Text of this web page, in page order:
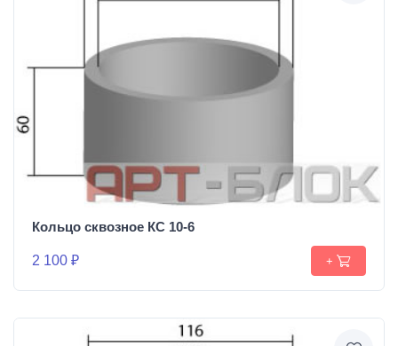
Кольцо сквозное КС 10-6
2 100 ₽ +